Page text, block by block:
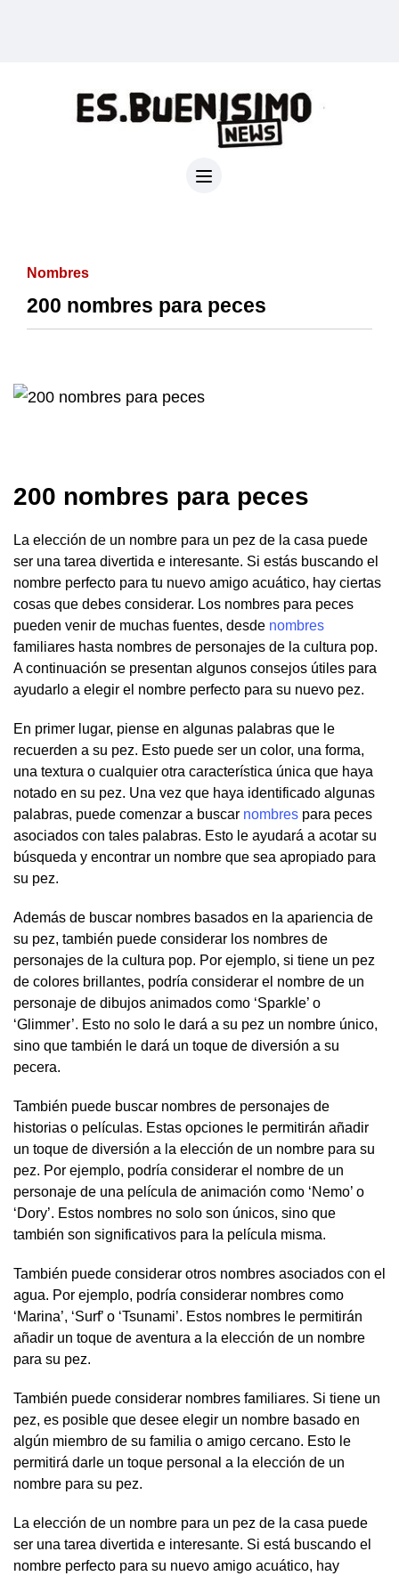
Nombres
200 nombres para peces
200 nombres para peces
La elección de un nombre para un pez de la casa puede
ser una tarea divertida e interesante. Si estás buscando el
nombre perfecto para tu nuevo amigo acuático, hay ciertas
cosas que debes considerar. Los nombres para peces
pueden venir de muchas fuentes, desde nombres
familiares hasta nombres de personajes de la cultura pop.
A continuación se presentan algunos consejos útiles para
ayudarlo a elegir el nombre perfecto para su nuevo pez.
En primer lugar, piense en algunas palabras que le
recuerden a su pez. Esto puede ser un color, una forma,
una textura o cualquier otra característica única que haya
notado en su pez. Una vez que haya identificado algunas
palabras, puede comenzar a buscar nombres para peces
asociados con tales palabras. Esto le ayudará a acotar su
búsqueda y encontrar un nombre que sea apropiado para
su pez.
Además de buscar nombres basados en la apariencia de
su pez, también puede considerar los nombres de
personajes de la cultura pop. Por ejemplo, si tiene un pez
de colores brillantes, podría considerar el nombre de un
personaje de dibujos animados como ‘Sparkle’ o
‘Glimmer’. Esto no solo le dará a su pez un nombre único,
sino que también le dará un toque de diversión a su
pecera.
También puede buscar nombres de personajes de
historias o películas. Estas opciones le permitirán añadir
un toque de diversión a la elección de un nombre para su
pez. Por ejemplo, podría considerar el nombre de un
personaje de una película de animación como ‘Nemo’ o
‘Dory’. Estos nombres no solo son únicos, sino que
también son significativos para la película misma.
También puede considerar otros nombres asociados con el
agua. Por ejemplo, podría considerar nombres como
‘Marina’, ‘Surf’ o ‘Tsunami’. Estos nombres le permitirán
añadir un toque de aventura a la elección de un nombre
para su pez.
También puede considerar nombres familiares. Si tiene un
pez, es posible que desee elegir un nombre basado en
algún miembro de su familia o amigo cercano. Esto le
permitirá darle un toque personal a la elección de un
nombre para su pez.
La elección de un nombre para un pez de la casa puede
ser una tarea divertida e interesante. Si está buscando el
nombre perfecto para su nuevo amigo acuático, hay